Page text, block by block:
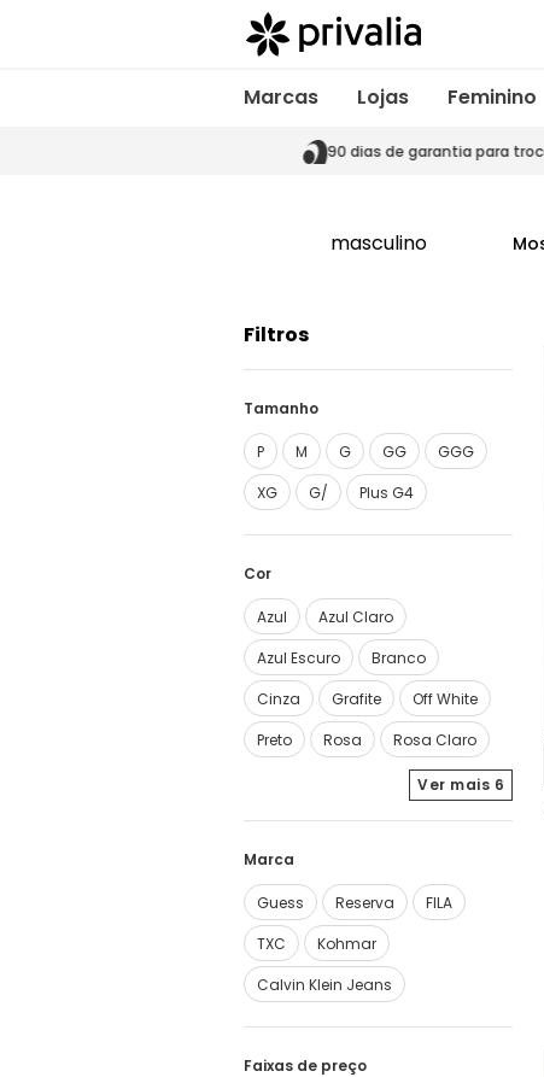
Marcas Lojas Feminino
90 dias de garantia para
masculino
Filtros
Tamanho
P M G GG
GGG
XG
G/ Plus G4
Cor
Azul
Azul Claro
Azul Escuro
Branco
Cinza
Grafite
Off White
Preto
Rosa Rosa Claro
Ver mais 6
Marca
Guess Reserva
FILA
TXC
Kohmar
Calvin Klein Jeans
Faixas de preço